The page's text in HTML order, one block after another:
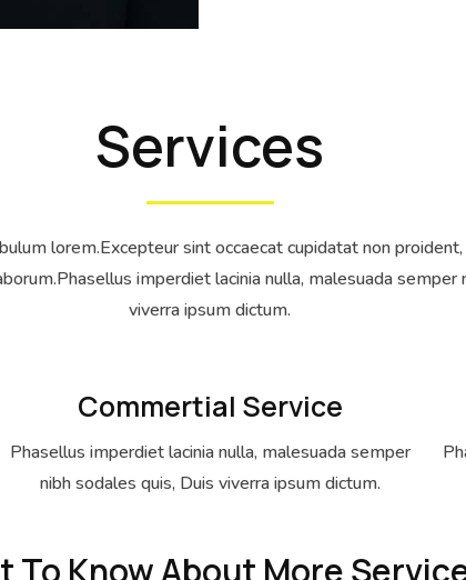
Services
lorem.Excepteur sint occaecat cupidatat non
imperdiet lacinia nulla, malesuada semper
viverra ipsum dictum.
Commertial Service
Phasellus imperdiet lacinia nulla, malesuada semper
nibh sodales quis, Duis viverra ipsum dictum.